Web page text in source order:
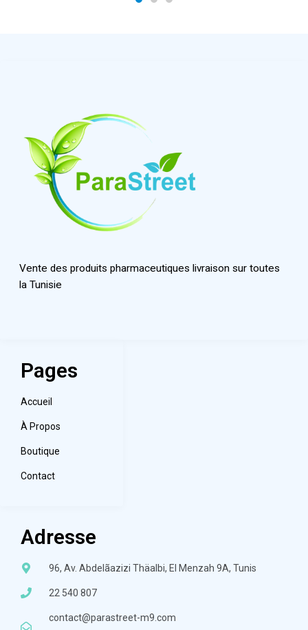
Vente des produits pharmaceutiques livraison sur toutes
la Tunisie
Pages
Accueil
À Propos
Boutique
Contact
Adresse
96, Av. Abdelãazizi Thäalbi, El Menzah 9A, Tunis
22 540 807
contact@parastreet-m9.com